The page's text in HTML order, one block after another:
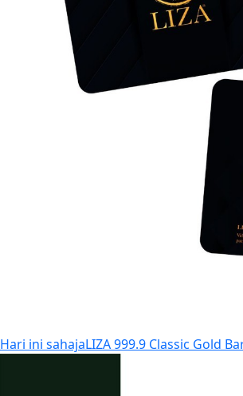
Hari ini sahajaLIZA 999.9 Classic Gold